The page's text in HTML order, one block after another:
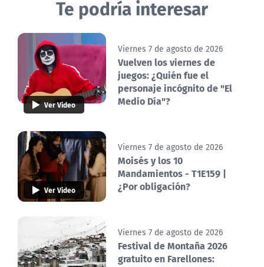
Te podría interesar
Ver Video
Viernes 7 de agosto de 2026
Vuelven los viernes de
juegos: ¿Quién fue el
personaje incógnito de "El
Medio Día"?
Ver Video
Viernes 7 de agosto de 2026
Moisés y los 10
Mandamientos - T1E159 |
¿Por obligación?
Viernes 7 de agosto de 2026
Festival de Montaña 2026
gratuito en Farellones: